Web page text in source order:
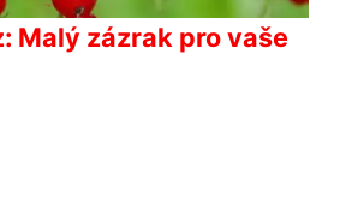
Malý zázrak pro vaše